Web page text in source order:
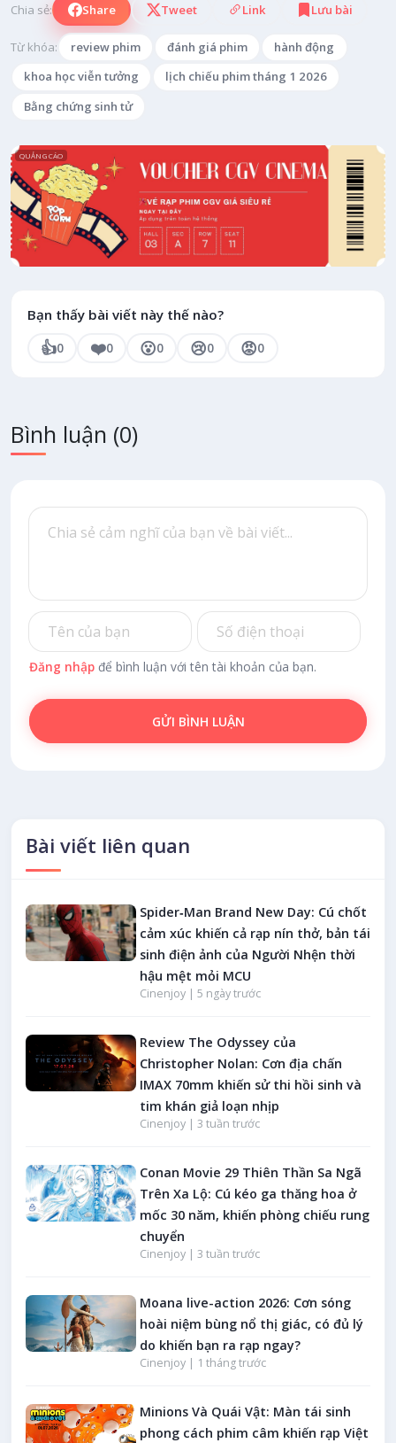
Chia sẻ: Share Tweet Link Lưu bài
Từ khóa: review phim đánh giá phim
hành động
khoa học viễn tưởng
lịch chiếu phim tháng 1 2026
Bằng chứng sinh tử
QUẢNG CÁO
Bạn thấy bài viết này thế nào?
👍0 ❤️0 😮0 😢0 😡0
Bình luận (0)
Đăng nhập để bình luận với tên tài khoản của bạn.
GỬI BÌNH LUẬN
Bài viết liên quan
Spider‑Man Brand New Day: Cú chốt
cảm xúc khiến cả rạp nín thở, bản tái
sinh điện ảnh của Người Nhện thời
hậu mệt mỏi MCU
Cinenjoy | 5 ngày trước
Review The Odyssey của
Christopher Nolan: Cơn địa chấn
IMAX 70mm khiến sử thi hồi sinh và
tim khán giả loạn nhịp
Cinenjoy | 3 tuần trước
Conan Movie 29 Thiên Thần Sa Ngã
Trên Xa Lộ: Cú kéo ga thăng hoa ở
mốc 30 năm, khiến phòng chiếu rung
chuyển
Cinenjoy | 3 tuần trước
Moana live-action 2026: Cơn sóng
hoài niệm bùng nổ thị giác, có đủ lý
do khiến bạn ra rạp ngay?
Cinenjoy | 1 tháng trước
Minions Và Quái Vật: Màn tái sinh
phong cách phim câm khiến rạp Việt